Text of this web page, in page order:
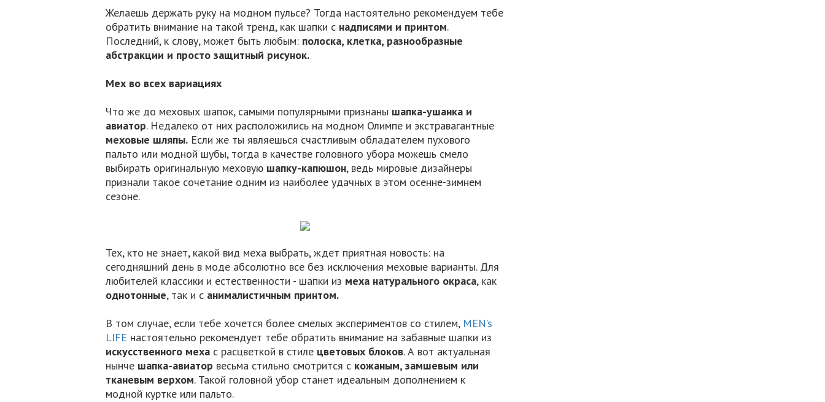
Желаешь держать руку на модном пульсе? Тогда настоятельно рекомендуем тебе
обратить внимание на такой тренд, как шапки с надписями и принтом.
Последний, к слову, может быть любым: полоска, клетка, разнообразные
абстракции и просто защитный рисунок.
Мех во всех вариациях
Что же до меховых шапок, самыми популярными признаны шапка-ушанка и
авиатор. Недалеко от них расположились на модном Олимпе и экстравагантные
меховые шляпы. Если же ты являешься счастливым обладателем пухового
пальто или модной шубы, тогда в качестве головного убора можешь смело
выбирать оригинальную меховую шапку-капюшон, ведь мировые дизайнеры
признали такое сочетание одним из наиболее удачных в этом осенне-зимнем
сезоне.
Тех, кто не знает, какой вид меха выбрать, ждет приятная новость: на
сегодняшний день в моде абсолютно все без исключения меховые варианты. Для
любителей классики и естественности - шапки из меха натурального окраса, как
однотонные, так и с анималистичным принтом.
В том случае, если тебе хочется более смелых экспериментов со стилем, MEN’s
LIFE настоятельно рекомендует тебе обратить внимание на забавные шапки из
искусственного меха с расцветкой в стиле цветовых блоков. А вот актуальная
нынче шапка-авиатор весьма стильно смотрится с кожаным, замшевым или
тканевым верхом. Такой головной убор станет идеальным дополнением к
модной куртке или пальто.